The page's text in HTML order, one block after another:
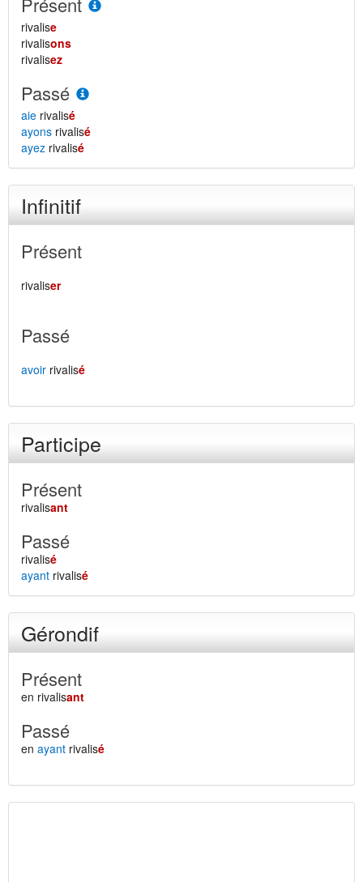
rivalise
rivalisons
rivalisez
Passé
aie rivalisé
ayons rivalisé
ayez rivalisé
Infinitif
Présent
rivaliser
Passé
avoir rivalisé
Participe
Présent
rivalisant
Passé
rivalisé
ayant rivalisé
Gérondif
Présent
en rivalisant
Passé
en ayant rivalisé